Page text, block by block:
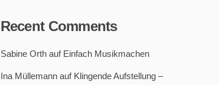
Recent Comments
Sabine Orthauf Einfach Musikmachen
Ina Müllemannauf Klingende Aufstellung –